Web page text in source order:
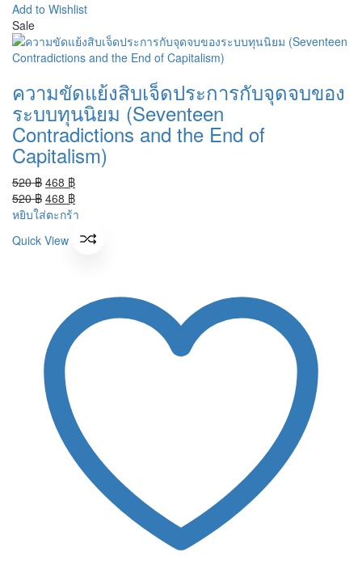
Add to Wishlist
Sale
ความขัดแย้งสิบเจ็ดประการกับจุดจบของ
ระบบทุนนิยม (Seventeen
Contradictions and the End of
Capitalism)
520฿ Original
price
was:
468 ฿Current
price
is:
468 ฿.
520฿ Original
price
520 ฿.
468 ฿Current
price
468 ฿.
หยิบใส่ตะกร้า
Quick View